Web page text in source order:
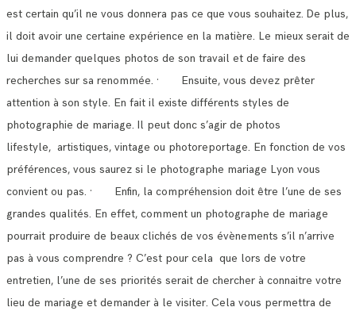
est certain qu’il ne vous donnera pas ce que vous souhaitez. De plus,
il doit avoir une certaine expérience en la matière. Le mieux serait de
lui demander quelques photos de son travail et de faire des
recherches sur sa renommée. · Ensuite, vous devez prêter
attention à son style. En fait il existe différents styles de
photographie de mariage. Il peut donc s’agir de photos
lifestyle, artistiques, vintage ou photoreportage. En fonction de vos
préférences, vous saurez si le photographe mariage Lyon vous
convient ou pas. · Enfin, la compréhension doit être l’une de ses
grandes qualités. En effet, comment un photographe de mariage
pourrait produire de beaux clichés de vos évènements s’il n’arrive
pas à vous comprendre ? C’est pour cela que lors de votre
entretien, l’une de ses priorités serait de chercher à connaitre votre
lieu de mariage et demander à le visiter. Cela vous permettra de